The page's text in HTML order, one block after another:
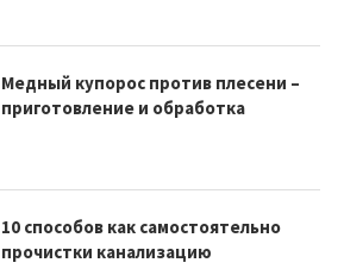
Медный купорос против плесени –
приготовление и обработка
10 способов как самостоятельно
прочистки канализацию